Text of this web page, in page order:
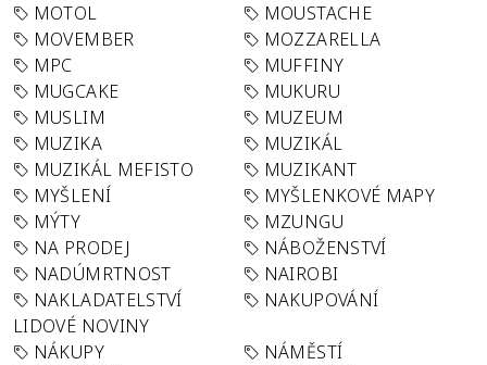
MOTOL
MOUSTACHE
MOVEMBER
MOZZARELLA
MPC
MUFFINY
MUGCAKE
MUKURU
MUSLIM
MUZEUM
MUZIKA
MUZIKÁL
MUZIKÁL MEFISTO
MUZIKANT
MYŠLENÍ
MYŠLENKOVÉ MAPY
MÝTY
MZUNGU
NA PRODEJ
NÁBOŽENSTVÍ
NADÚMRTNOST
NAIROBI
NAKLADATELSTVÍ
LIDOVÉ NOVINY
NAKUPOVÁNÍ
NÁKUPY
NÁMĚSTÍ